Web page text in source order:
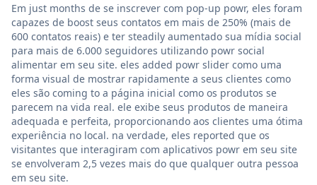
Em just months de se inscrever com pop-up powr, eles foram
capazes de boost seus contatos em mais de 250% (mais de
600 contatos reais) e ter steadily aumentado sua mídia social
para mais de 6.000 seguidores utilizando powr social
alimentar em seu site. eles added powr slider como uma
forma visual de mostrar rapidamente a seus clientes como
eles são coming to a página inicial como os produtos se
parecem na vida real. ele exibe seus produtos de maneira
adequada e perfeita, proporcionando aos clientes uma ótima
experiência no local. na verdade, eles reported que os
visitantes que interagiram com aplicativos powr em seu site
se envolveram 2,5 vezes mais do que qualquer outra pessoa
em seu site.